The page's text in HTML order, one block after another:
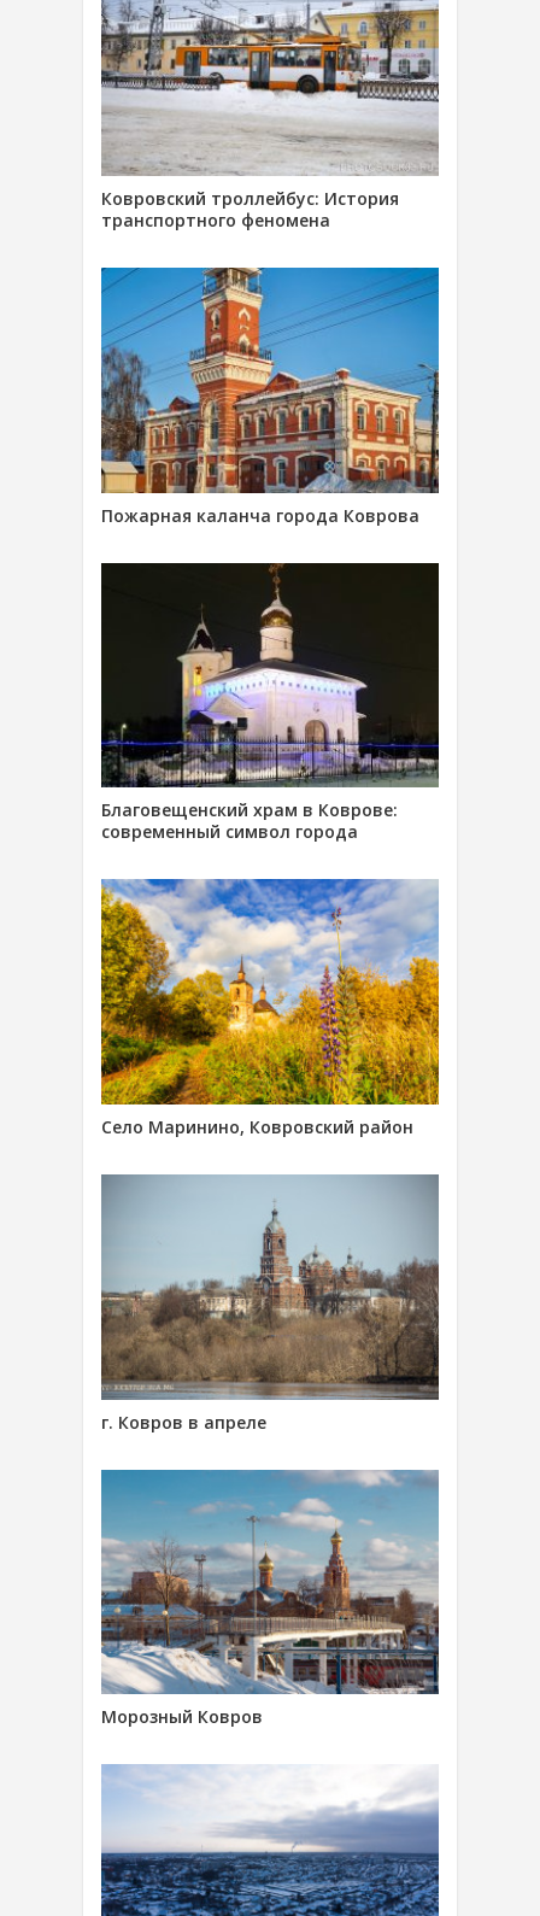
Ковровский троллейбус: История
транспортного феномена
Пожарная каланча города Коврова
Благовещенский храм в Коврове:
современный символ города
Село Маринино, Ковровский район
г. Ковров в апреле
Морозный Ковров